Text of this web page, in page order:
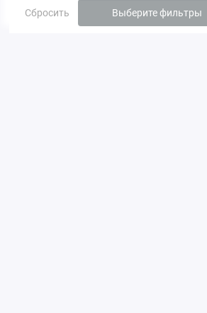
Сбросить Выберите фильтры